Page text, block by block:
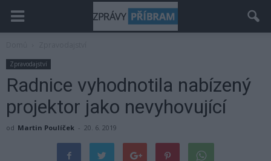
Zpravodajství
Radnice vyhodnotila nabízený
projektor jako nevyhovující
od Martin Poulíček - 20. 6. 2019